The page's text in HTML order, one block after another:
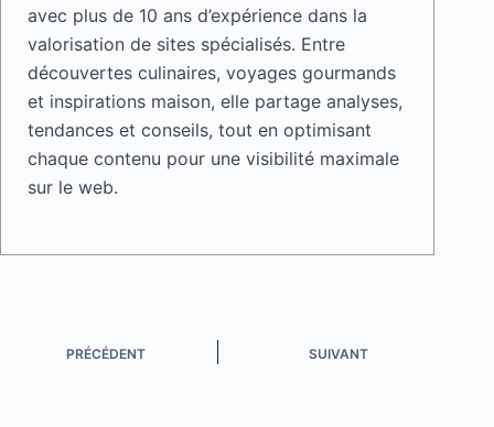
avec plus de 10 ans d’expérience dans la
valorisation de sites spécialisés. Entre
découvertes culinaires, voyages gourmands
et inspirations maison, elle partage analyses,
tendances et conseils, tout en optimisant
chaque contenu pour une visibilité maximale
sur le web.
PRÉCÉDENT SUIVANT